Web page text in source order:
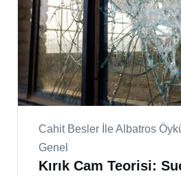
Cahit Besler İle Albatros
Genel
Kırık Cam Teorisi: